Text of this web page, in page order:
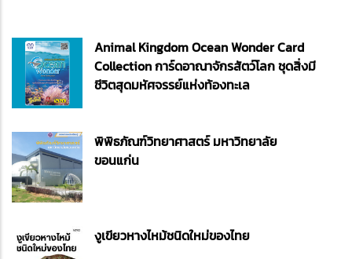
Animal Kingdom Ocean Wonder Card
Collection การ์ดอาณาจักรสัตว์โลก ชุดสิ่งมี
ชีวิตสุดมหัศจรรย์แห่งท้องทะเล
พิพิธภัณฑ์วิทยาศาสตร์ มหาวิทยาลัย
ขอนแก่น
งูเขียวหางไหม้ชนิดใหม่ของไทย